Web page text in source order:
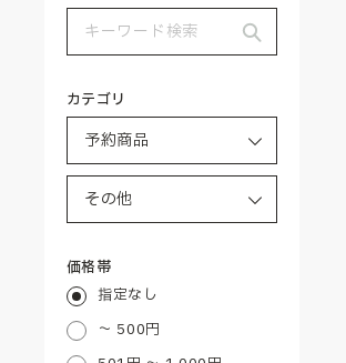
カテゴリ
価格帯
指定なし
～ 500円